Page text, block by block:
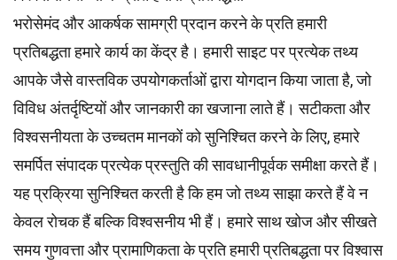
भरोसेमंद और आकर्षक सामग्री प्रदान करने के प्रति हमारी
प्रतिबद्धता हमारे कार्य का केंद्र है। हमारी साइट पर प्रत्येक तथ्य
आपके जैसे वास्तविक उपयोगकर्ताओं द्वारा योगदान किया जाता है, जो
विविध अंतर्दृष्टियों और जानकारी का खजाना लाते हैं। सटीकता और
विश्वसनीयता के उच्चतममानकोंको सुनिश्चित करने के लिए, हमारे
समर्पितसंपादकप्रत्येक प्रस्तुति की सावधानीपूर्वक समीक्षा करते हैं।
यह प्रक्रिया सुनिश्चित करती है कि हम जो तथ्य साझा करते हैं वे न
केवल रोचक हैं बल्कि विश्वसनीय भी हैं। हमारे साथ खोज और सीखते
समय गुणवत्ता और प्रामाणिकता के प्रति हमारी प्रतिबद्धता पर विश्वास